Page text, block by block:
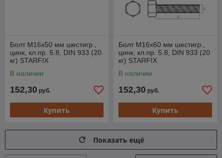
Болт М16х50 мм шестигр.,
цинк, кл.пр. 5.8, DIN 933 (20
кг) STARFIX
В наличии
152,30 руб.
Купить
Болт М16х60 мм шестигр.,
цинк, кл.пр. 5.8, DIN 933 (20
кг) STARFIX
В наличии
152,30 руб.
Купить
Показать ещё